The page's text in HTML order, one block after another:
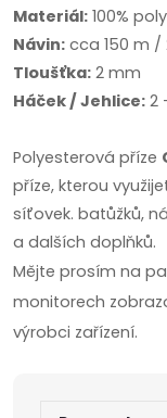
Materiál: 100%
Návin: cca 150 m /
Tloušťka: 2 mm
Háček / Jehlice: 2
Polyesterová příze
příze, kterou
síťovek. batůžků,
a dalších doplňků.
Mějte prosím na
monitorech
výrobci zařízení.